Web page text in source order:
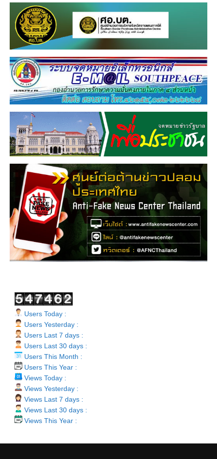
Users Today :
Users Yesterday :
Users Last 7 days :
Users Last 30 days :
Users This Month :
Users This Year :
Views Today :
Views Yesterday :
Views Last 7 days :
Views Last 30 days :
Views This Year :